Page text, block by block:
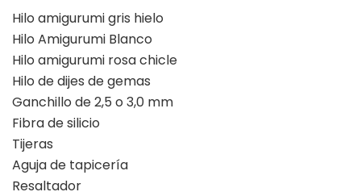
Hilo amigurumi gris hielo
Hilo Amigurumi Blanco
Hilo amigurumi rosa chicle
Hilo de dijes de gemas
Ganchillo de 2,5 o 3,0 mm
Fibra de silicio
Tijeras
Aguja de tapicería
Resaltador